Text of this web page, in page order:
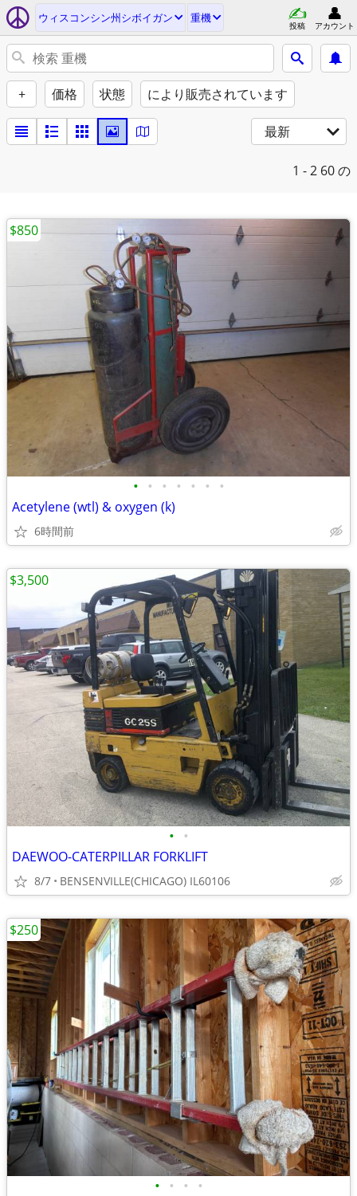
ウィスコンシン州シボイガン 重機
投稿 アカウント
+ 価格 状態 により販売されています
最新
1 - 2 60 の
• • • • • • •
Acetylene (wtl) & oxygen (k)
6時間前
$850
• •
DAEWOO-CATERPILLAR FORKLIFT
8/7 BENSENVILLE(CHICAGO) IL60106
$3,500
• • • •
$250